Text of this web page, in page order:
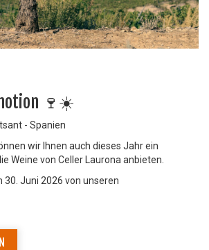
🍷☀️
- Spanien
wir Ihnen auch dieses Jahr ein
Weine von Celler Laurona anbieten.
30. Juni 2026 von unseren